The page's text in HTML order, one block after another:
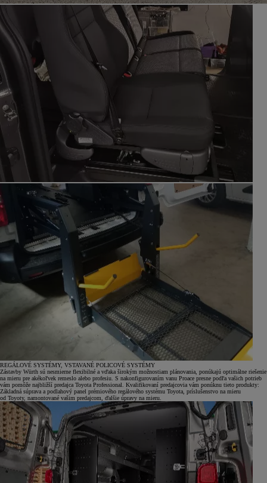
REGÁLOVÉ SYSTÉMY, VSTAVANÉ POLICOVÉ SYSTÉMY
Zástavby Würth sú nesmierne flexibilné a vďaka širokým možnostiam plánovania, ponúkajú optimálne riešenie
na mieru pre akékoľvek remeslo alebo profesiu. S nakonfigurovaním vanu Proace presne podľa vašich potrieb
vám pomôže najbližší predajca Toyota Professional. Kvalifikovaní predajcovia vám ponúknu tieto produkty:
Základná súprava a podlahový panel prémiového regálového systému Toyota, príslušenstvo na mieru
od Toyoty, namontované vašim predajcom, ďalšie úpravy na mieru.